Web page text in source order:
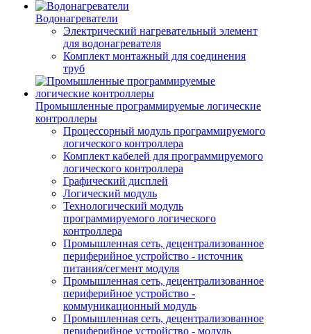
Водонагреватели
Электрический нагревательный элемент
для водонагревателя
Комплект монтажный для соединения
труб
Промышленные программируемые логические
контроллеры
Процессорный модуль программируемого
логического контроллера
Комплект кабелей для программируемого
логического контроллера
Графический дисплей
Логический модуль
Технологический модуль
программируемого логического
контроллера
Промышленная сеть, децентрализованное
периферийное устройство - источник
питания/сегмент модуля
Промышленная сеть, децентрализованное
периферийное устройство -
коммуникационный модуль
Промышленная сеть, децентрализованное
периферийное устройство - модуль